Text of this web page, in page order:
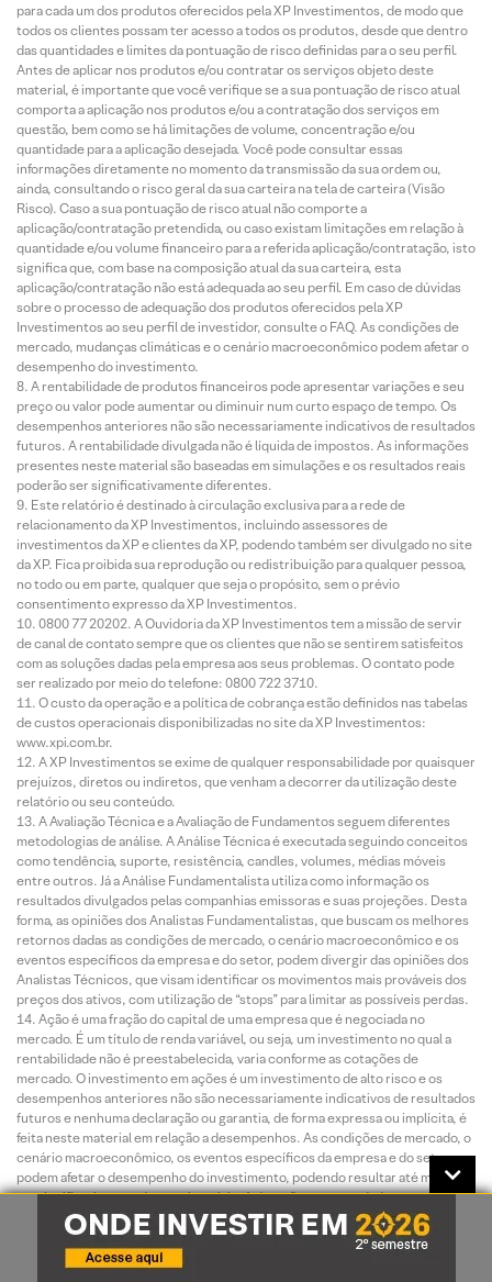
para cada um dos produtos oferecidos pela XP Investimentos, de modo que
todos os clientes possam ter acesso a todos os produtos, desde que dentro
das quantidades e limites da pontuação de risco definidas para o seu perfil.
Antes de aplicar nos produtos e/ou contratar os serviços objeto deste
material, é importante que você verifique se a sua pontuação de risco atual
comporta a aplicação nos produtos e/ou a contratação dos serviços em
questão, bem como se há limitações de volume, concentração e/ou
quantidade para a aplicação desejada. Você pode consultar essas
informações diretamente no momento da transmissão da sua ordem ou,
ainda, consultando o risco geral da sua carteira na tela de carteira (Visão
Risco). Caso a sua pontuação de risco atual não comporte a
aplicação/contratação pretendida, ou caso existam limitações em relação à
quantidade e/ou volume financeiro para a referida aplicação/contratação, isto
significa que, com base na composição atual da sua carteira, esta
aplicação/contratação não está adequada ao seu perfil. Em caso de dúvidas
sobre o processo de adequação dos produtos oferecidos pela XP
Investimentos ao seu perfil de investidor, consulte o FAQ. As condições de
mercado, mudanças climáticas e o cenário macroeconômico podem afetar o
desempenho do investimento.
A rentabilidade de produtos financeiros pode apresentar variações e seu
preço ou valor pode aumentar ou diminuir num curto espaço de tempo. Os
desempenhos anteriores não são necessariamente indicativos de resultados
futuros. A rentabilidade divulgada não é líquida de impostos. As informações
presentes neste material são baseadas em simulações e os resultados reais
poderão ser significativamente diferentes.
Este relatório é destinado à circulação exclusiva para a rede de
relacionamento da XP Investimentos, incluindo assessores de
investimentos da XP e clientes da XP, podendo também ser divulgado no site
da XP. Fica proibida sua reprodução ou redistribuição para qualquer pessoa,
no todo ou em parte, qualquer que seja o propósito, sem o prévio
consentimento expresso da XP Investimentos.
0800 77 20202. A Ouvidoria da XP Investimentos tem a missão de servir
de canal de contato sempre que os clientes que não se sentirem satisfeitos
com as soluções dadas pela empresa aos seus problemas. O contato pode
ser realizado por meio do telefone: 0800 722 3710.
O custo da operação e a política de cobrança estão definidos nas tabelas
de custos operacionais disponibilizadas no site da XP Investimentos:
www.xpi.com.br.
A XP Investimentos se exime de qualquer responsabilidade por quaisquer
prejuízos, diretos ou indiretos, que venham a decorrer da utilização deste
relatório ou seu conteúdo.
A Avaliação Técnica e a Avaliação de Fundamentos seguem diferentes
metodologias de análise. A Análise Técnica é executada seguindo conceitos
como tendência, suporte, resistência, candles, volumes, médias móveis
entre outros. Já a Análise Fundamentalista utiliza como informação os
resultados divulgados pelas companhias emissoras e suas projeções. Desta
forma, as opiniões dos Analistas Fundamentalistas, que buscam os melhores
retornos dadas as condições de mercado, o cenário macroeconômico e os
eventos específicos da empresa e do setor, podem divergir das opiniões dos
Analistas Técnicos, que visam identificar os movimentos mais prováveis dos
preços dos ativos, com utilização de “stops” para limitar as possíveis perdas.
Ação é uma fração do capital de uma empresa que é negociada no
mercado. É um título de renda variável, ou seja, um investimento no qual a
rentabilidade não é preestabelecida, varia conforme as cotações de
mercado. O investimento em ações é um investimento de alto risco e os
desempenhos anteriores não são necessariamente indicativos de resultados
futuros e nenhuma declaração ou garantia, de forma expressa ou implícita, é
feita neste material em relação a desempenhos. As condições de mercado, o
cenário macroeconômico, os eventos específicos da empresa e do setor
podem afetar o desempenho do investimento, podendo resultar até mesmo
em significativas perdas patrimoniais. A duração recomendada para o
investimento é de médio-longo prazo. Não há quaisquer garantias sobre o
patrimônio do cliente neste tipo de produto.
O investimento em opções é preferencialmente indicado para
investidores de perfil agressivo, de acordo com a política de suitability